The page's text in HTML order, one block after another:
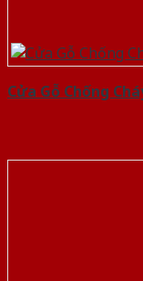
Cửa Gỗ Chống